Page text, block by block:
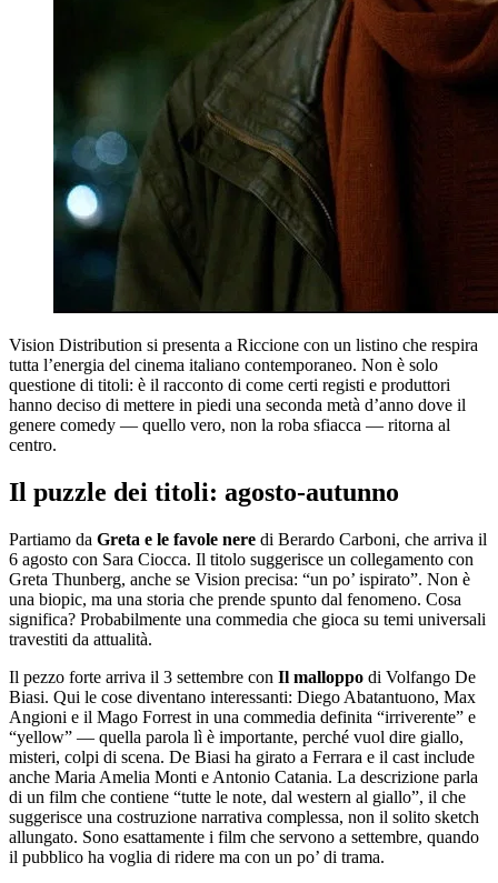
Vision Distribution si presenta a Riccione con un listino che respira
tutta l’energia del cinema italiano contemporaneo. Non è solo
questione di titoli: è il racconto di come certi registi e produttori
hanno deciso di mettere in piedi una seconda metà d’anno dove il
genere comedy — quello vero, non la roba sfiacca — ritorna al
centro.
Il puzzle dei titoli: agosto-autunno
Partiamo da Greta e le favole nere di Berardo Carboni, che arriva il
6 agosto con Sara Ciocca. Il titolo suggerisce un collegamento con
Greta Thunberg, anche se Vision precisa: “un po’ ispirato”. Non è
una biopic, ma una storia che prende spunto dal fenomeno. Cosa
significa? Probabilmente una commedia che gioca su temi universali
travestiti da attualità.
Il pezzo forte arriva il 3 settembre con Il malloppo di Volfango De
Biasi. Qui le cose diventano interessanti: Diego Abatantuono, Max
Angioni e il Mago Forrest in una commedia definita “irriverente” e
“yellow” — quella parola lì è importante, perché vuol dire giallo,
misteri, colpi di scena. De Biasi ha girato a Ferrara e il cast include
anche Maria Amelia Monti e Antonio Catania. La descrizione parla
di un film che contiene “tutte le note, dal western al giallo”, il che
suggerisce una costruzione narrativa complessa, non il solito sketch
allungato. Sono esattamente i film che servono a settembre, quando
il pubblico ha voglia di ridere ma con un po’ di trama.